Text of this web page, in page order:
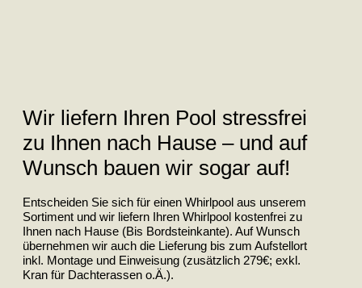
Wir liefern Ihren Pool stressfrei
zu Ihnen nach Hause – und auf
Wunsch bauen wir sogar auf!
Entscheiden Sie sich für einen Whirlpool aus unserem
Sortiment und wir liefern Ihren Whirlpool kostenfrei zu
Ihnen nach Hause (Bis Bordsteinkante). Auf Wunsch
übernehmen wir auch die Lieferung bis zum Aufstellort
inkl. Montage und Einweisung (zusätzlich 279€; exkl.
Kran für Dachterassen o.Ä.).